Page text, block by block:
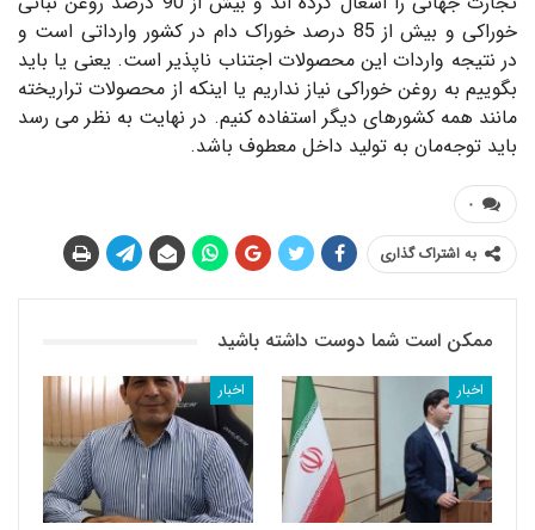
خوراکی و بیش از 85 درصد خوراک دام در کشور وارداتی است و
در نتیجه واردات این محصولات اجتناب ناپذیر است. یعنی یا باید
بگوییم به روغن خوراکی نیاز نداریم یا اینکه از محصولات تراریخته
مانند همه کشورهای دیگر استفاده کنیم. در نهایت به نظر می رسد
باید توجه‌مان به تولید داخل معطوف باشد.
۰
به اشتراک گذاری
ممکن است شما دوست داشته باشید
اخبار اخبار